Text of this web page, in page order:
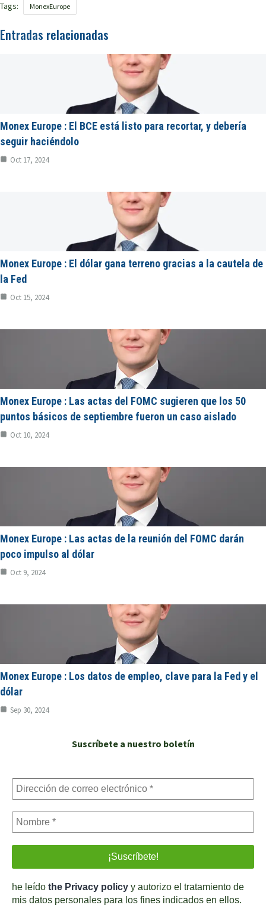
Tags: MonexEurope
Entradas relacionadas
Monex Europe : El BCE está listo para recortar, y debería
seguir haciéndolo
Oct 17, 2024
Monex Europe : El dólar gana terreno gracias a la cautela de
la Fed
Oct 15, 2024
Monex Europe : Las actas del FOMC sugieren que los 50
puntos básicos de septiembre fueron un caso aislado
Oct 10, 2024
Monex Europe : Las actas de la reunión del FOMC darán
poco impulso al dólar
Oct 9, 2024
Monex Europe : Los datos de empleo, clave para la Fed y el
dólar
Sep 30, 2024
Suscríbete a nuestro boletín
he leído the Privacy policy y autorizo el tratamiento de
mis datos personales para los fines indicados en ellos.